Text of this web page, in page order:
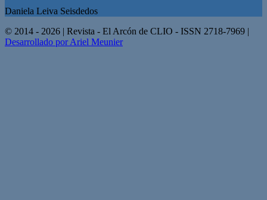
Daniela Leiva Seisdedos
© 2014 - 2026 | Revista - El Arcón de CLIO - ISSN 2718-7969 |
Desarrollado por Ariel Meunier